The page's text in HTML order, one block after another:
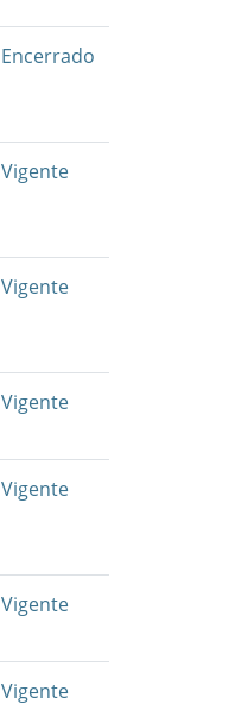
Encerrado
Vigente
Vigente
Vigente
Vigente
Vigente
Vigente